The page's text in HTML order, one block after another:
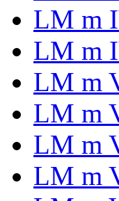
LM m
LM m
LM m
LM m
LM m
LM m